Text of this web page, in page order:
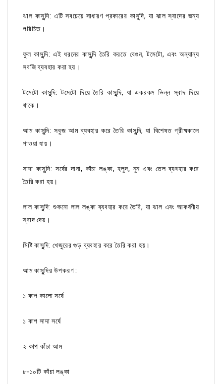
ঝাল কাসুন্দি: এটি সবচেয়ে সাধারণ প্রকারের কাসুন্দি, যা ঝাল স্বাদের জন্য
পরিচিত।
ফুল কাসুন্দি: এই ধরনের কাসুন্দি তৈরি করতে বেগুন, টমেটো, এবং অন্যান্য
সবজি ব্যবহার করা হয়।
টমেটো কাসুন্দি: টমেটো দিয়ে তৈরি কাসুন্দি, যা একরকম ভিন্ন স্বাদ দিয়ে
থাকে।
আম কাসুন্দি: সবুজ আম ব্যবহার করে তৈরি কাসুন্দি, যা বিশেষত গ্রীষ্মকালে
পাওয়া যায়।
সাদা কাসুন্দি: সর্ষের দানা, কাঁচা লঙ্কা, হলুদ, নুন এবং তেল ব্যবহার করে
তৈরি করা হয়।
লাল কাসুন্দি: শুকনো লাল লঙ্কা ব্যবহার করে তৈরি, যা ঝাল এবং আকর্ষণীয়
স্বাদ দেয়।
মিষ্টি কাসুন্দি: খেজুরের গুড় ব্যবহার করে তৈরি করা হয়।
আম কাসুন্দির উপকরণ :
১ কাপ কালো সর্ষে
১ কাপ সাদা সর্ষে
২ কাপ কাঁচা আম
৮-১০টি কাঁচা লঙ্কা